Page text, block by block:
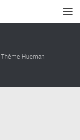
Thème Hueman